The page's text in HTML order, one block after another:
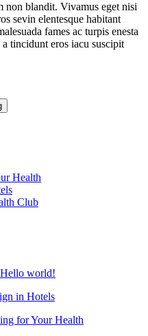
blandit. Vivamus eget nisi
sevin elentesque habitant
fames ac turpis enesta
tincidunt eros iacu suscipit
Health
Club
Hello world!
in Hotels
for Your Health